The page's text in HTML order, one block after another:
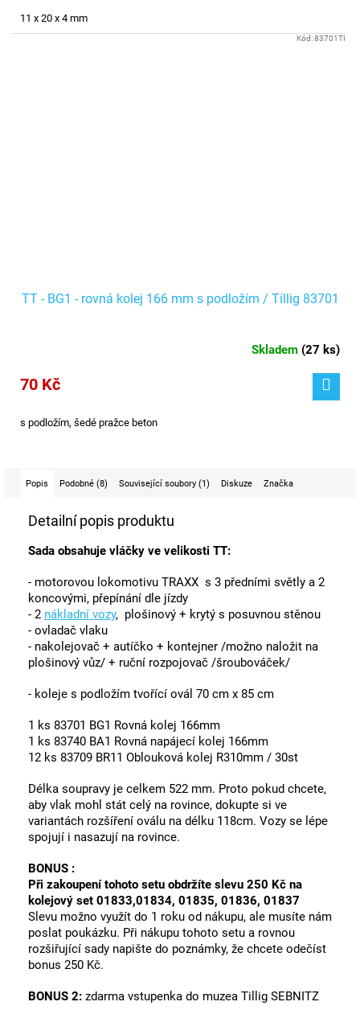
11 x 20 x 4 mm
TT - BG1 - rovná kolej 166 mm s podložím / Tillig 83701
Skladem (27 ks)
70 Kč
s podložím, šedé pražce beton
Kód:83701TI
Popis Podobné (8) Související soubory (1) Diskuze Značka
Detailní popis produktu
Sada obsahuje vláčky ve velikosti TT:
- motorovou lokomotivu TRAXX s 3 předními světly a 2
koncovými, přepínání dle jízdy
- 2 nákladní vozy, plošinový + krytý s posuvnou stěnou
- ovladač vlaku
- nakolejovač + autíčko + kontejner /možno naložit na
plošinový vůz/ + ruční rozpojovač /šroubováček/
- koleje s podložím tvořící ovál 70 cm x 85 cm
1 ks 83701 BG1 Rovná kolej 166mm
1 ks 83740 BA1 Rovná napájecí kolej 166mm
12 ks 83709 BR11 Oblouková kolej R310mm / 30st
Délka soupravy je celkem 522 mm. Proto pokud chcete,
aby vlak mohl stát celý na rovince, dokupte si ve
variantách rozšíření oválu na délku 118cm. Vozy se lépe
spojují i nasazují na rovince.
BONUS :
Při zakoupení tohoto setu obdržíte slevu 250 Kč na
kolejový set 01833,01834, 01835, 01836, 01837
Slevu možno využít do 1 roku od nákupu, ale musíte nám
poslat poukázku. Při nákupu tohoto setu a rovnou
rozšiřující sady napište do poznámky, že chcete odečíst
bonus 250 Kč.
BONUS 2: zdarma vstupenka do muzea Tillig SEBNITZ